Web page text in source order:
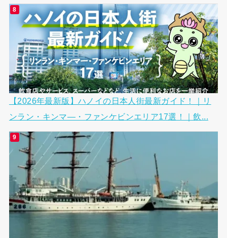
【2026年最新版】ハノイの日本人街最新ガイド！｜リ
ンラン・キンマ―・ファンケビンエリア17選！｜飲...